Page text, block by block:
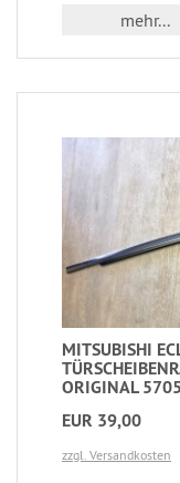
mehr...
MITSUBISHI
ORIGINAL
EUR 39,00
zzgl. Versandkosten